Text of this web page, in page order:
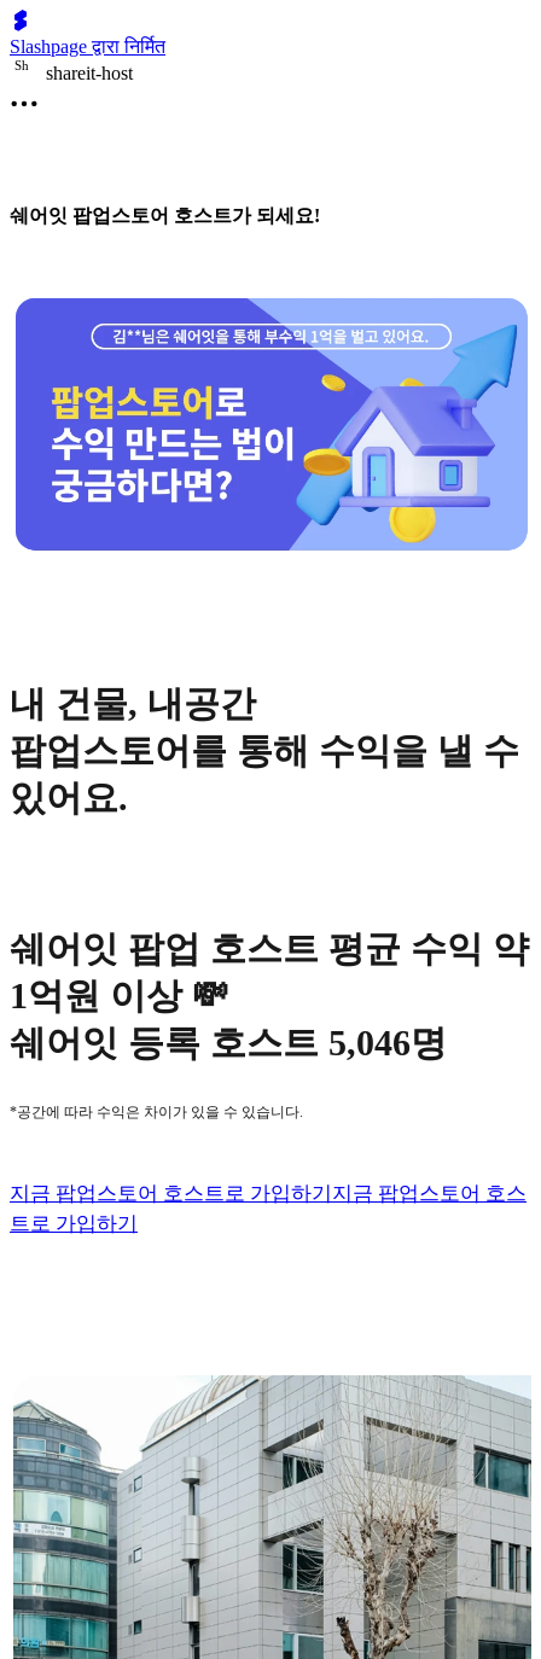
Slashpage द्वारा निर्मित
Sh shareit-host
쉐어잇 팝업스토어 호스트가 되세요!
내 건물, 내공간
팝업스토어를 통해 수익을 낼 수
있어요.
쉐어잇 팝업 호스트 평균 수익 약
1억원 이상 💸
쉐어잇 등록 호스트 5,046명
*공간에 따라 수익은 차이가 있을 수 있습니다.
지금 팝업스토어 호스트로 가입하기 지금 팝업스토어 호스
트로 가입하기